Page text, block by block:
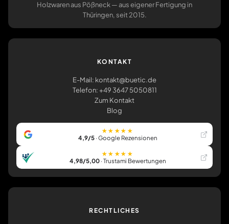
Holzwaren aus Pößneck — aus eigener Fertigung in
Thüringen, seit 2015.
KONTAKT
E-Mail: kontakt@buetic.de
Telefon: +49 3647 5050811
Zum Kontakt
Blog
★★★★★
4,9/5· Google Rezensionen
★★★★★
4,98/5,00· Trustami Bewertungen
RECHTLICHES